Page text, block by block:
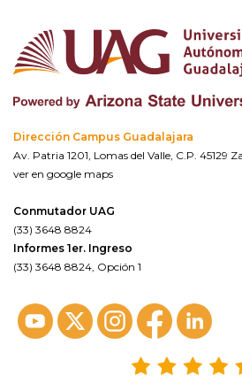
Dirección Campus Guadalajara
Av. Patria 1201, Lomas del Valle, C.P. 45129
ver en google maps
Conmutador UAG
(33) 3648 8824
Informes 1er. Ingreso
(33) 3648 8824, Opción 1